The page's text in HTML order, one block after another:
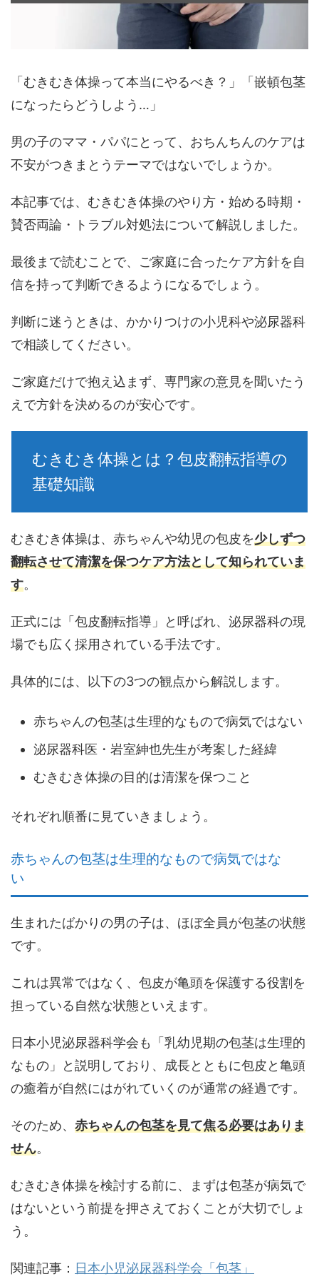
「むきむき体操って本当にやるべき？」「嵌頓包茎
になったらどうしよう…」
男の子のママ・パパにとって、おちんちんのケアは
不安がつきまとうテーマではないでしょうか。
本記事では、 むきむき体操のやり方・始める時期・
賛否両論・トラブル対処法について解説しました。
最後まで読むことで、ご家庭に合ったケア方針を自
信を持って判断できるようになるでしょう。
判断に迷うときは、かかりつけの小児科や泌尿器科
で相談してください。
ご家庭だけで抱え込まず、専門家の意見を聞いたう
えで方針を決めるのが安心です。
むきむき体操とは？包皮翻転指導の
基礎知識
むきむき体操は、赤ちゃんや幼児の包皮を少しずつ
翻転させて清潔を保つケア方法として知られていま
す。
正式には「包皮翻転指導」と呼ばれ、泌尿器科の現
場でも広く採用されている手法です。
具体的には、以下の3つの観点から解説します。
赤ちゃんの包茎は生理的なもので病気ではない
泌尿器科医・岩室紳也先生が考案した経緯
むきむき体操の目的は清潔を保つこと
それぞれ順番に見ていきましょう。
赤ちゃんの包茎は生理的なもので病気ではな
い
生まれたばかりの男の子は、ほぼ全員が包茎の状態
です。
これは異常ではなく、 包皮が亀頭を保護する役割を
担っている自然な状態といえます。
日本小児泌尿器科学会も「乳幼児期の包茎は生理的
なもの」と説明しており、成長とともに包皮と亀頭
の癒着が自然にはがれていくのが通常の経過です。
そのため、 赤ちゃんの包茎を見て焦る必要はありま
せん。
むきむき体操を検討する前に、まずは包茎が病気で
はないという前提を押さえておくことが大切でしょ
う。
関連記事： 日本小児泌尿器科学会「包茎」